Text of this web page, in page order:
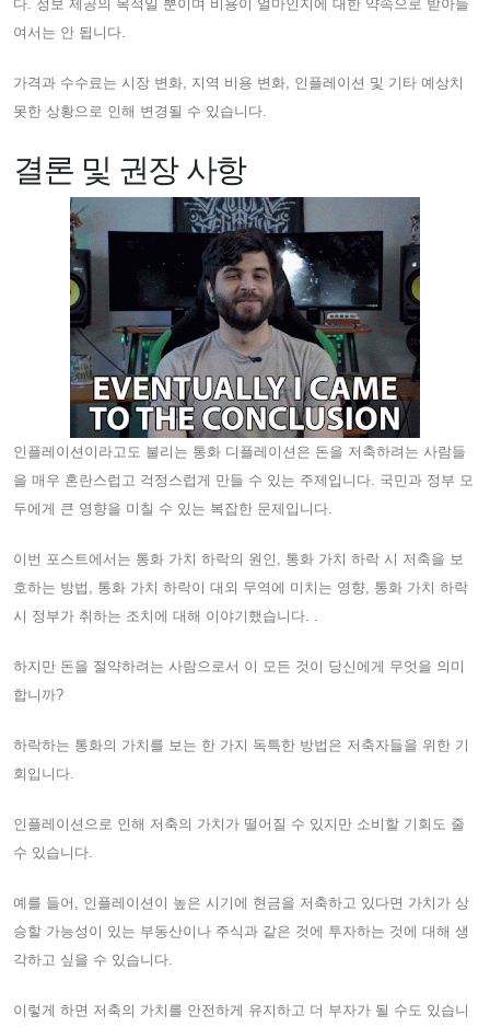
다. 정보 제공의 목적일 뿐이며 비용이 얼마인지에 대한 약속으로 받아들
여서는 안 됩니다.
가격과 수수료는 시장 변화, 지역 비용 변화, 인플레이션 및 기타 예상치
못한 상황으로 인해 변경될 수 있습니다.
결론 및 권장 사항
인플레이션이라고도 불리는 통화 디플레이션은 돈을 저축하려는 사람들
을 매우 혼란스럽고 걱정스럽게 만들 수 있는 주제입니다. 국민과 정부 모
두에게 큰 영향을 미칠 수 있는 복잡한 문제입니다.
이번 포스트에서는 통화 가치 하락의 원인, 통화 가치 하락 시 저축을 보
호하는 방법, 통화 가치 하락이 대외 무역에 미치는 영향, 통화 가치 하락
시 정부가 취하는 조치에 대해 이야기했습니다. .
하지만 돈을 절약하려는 사람으로서 이 모든 것이 당신에게 무엇을 의미
합니까?
하락하는 통화의 가치를 보는 한 가지 독특한 방법은 저축자들을 위한 기
회입니다.
인플레이션으로 인해 저축의 가치가 떨어질 수 있지만 소비할 기회도 줄
수 있습니다.
예를 들어, 인플레이션이 높은 시기에 현금을 저축하고 있다면 가치가 상
승할 가능성이 있는 부동산이나 주식과 같은 것에 투자하는 것에 대해 생
각하고 싶을 수 있습니다.
이렇게 하면 저축의 가치를 안전하게 유지하고 더 부자가 될 수도 있습니